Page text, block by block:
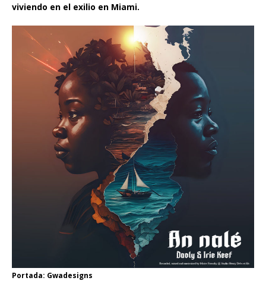
viviendo en el exilio en Miami.
Portada: Gwadesigns